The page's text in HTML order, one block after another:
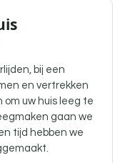
, bij een
en vertrekken
om uw huis leeg te
gaan we
tijd hebben we